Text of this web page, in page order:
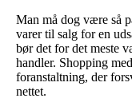
Man må dog være så
varer til salg for en
bør det for det meste
handler. Shopping
foranstaltning, der
nettet.